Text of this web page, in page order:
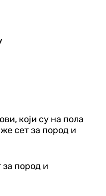
који су на пола
сет за пород и
за пород и